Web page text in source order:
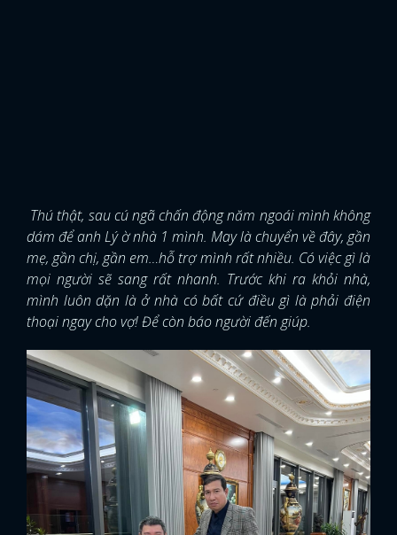
Thú thật, sau cú ngã chấn động năm ngoái mình không
dám để anh Lý ờ nhà 1 mình. May là chuyển về đây, gần
mẹ, gần chị, gần em…hỗ trợ mình rất nhiều. Có việc gì là
mọi người sẽ sang rất nhanh. Trước khi ra khỏi nhà,
mình luôn dặn là ở nhà có bất cứ điều gì là phải điện
thoại ngay cho vợ! Để còn báo người đến giúp.